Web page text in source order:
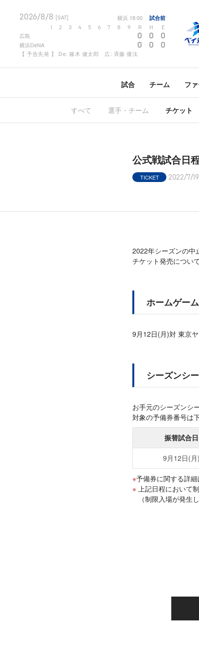
2026/8/8 [SAT] 横浜 18:00 試合前
2 3 4 5 6 7 8 9 R H E
広島 0 0 0
横浜DeNA 0 0 0
【 予告先発 】 De: 篠木 健太郎 広: 斉藤 優汰
試合 チーム フ
すべて 選手・チーム チケット
公式戦試合日
TICKET 2022/7/19
2022年シーズンの中
チケット発売につい
ホームゲー
9月12日(月)対 東京
シーズンシ
お手元のシーズンシ
対象の予備券番号は
振替試合日
9月12日(月)
予備券に関する詳
上記日程において
（制限入場が発生